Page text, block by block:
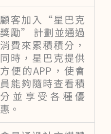
顧客加入“星巴克
獎勵” 計劃並通過
消費來累積積分，
同時，星巴克提供
方便的APP，使會
員能夠隨時查看積
分並享受各種優
惠。